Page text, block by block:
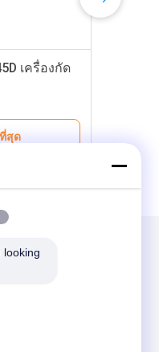
เครื่องกัด
สุด
looking